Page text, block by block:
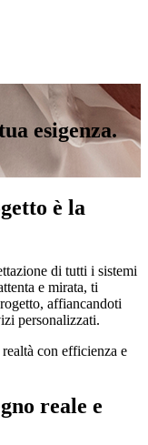
esigenza.
è la
di tutti i sistemi
e mirata, ti
affiancandoti
personalizzati.
con efficienza e
reale e